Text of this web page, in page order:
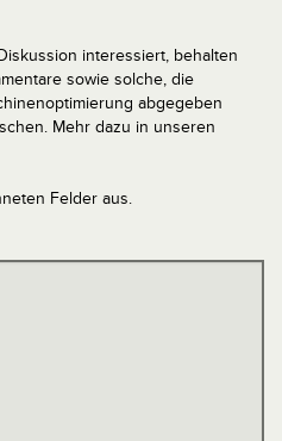
interessiert, behalten
sowie solche, die
abgegeben
Mehr dazu in unseren
Felder aus.